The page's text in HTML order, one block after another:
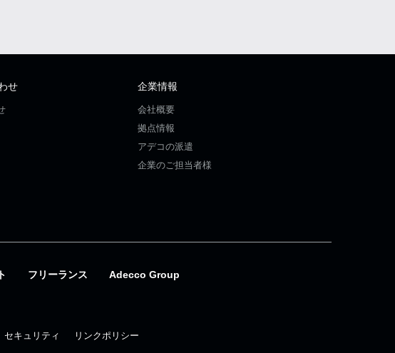
せ 企業情報
会社概要
拠点情報
アデコの派遣
企業のご担当者様
フリーランス Adecco Group
セキュリティ リンクポリシー